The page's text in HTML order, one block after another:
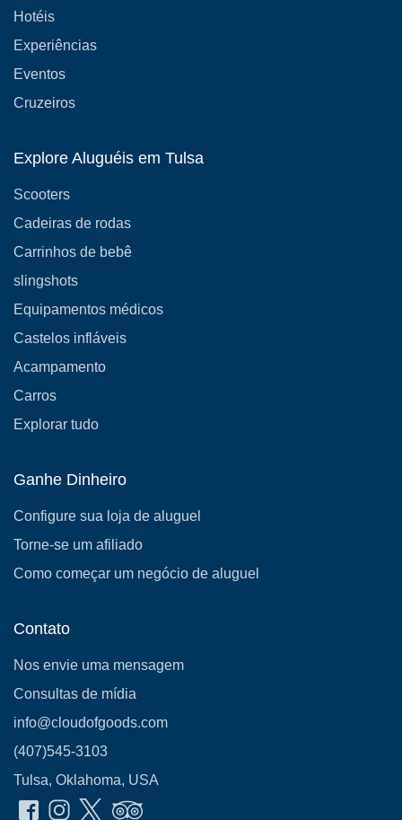
Hotéis
Experiências
Eventos
Cruzeiros
Explore Aluguéis em Tulsa
Scooters
Cadeiras de rodas
Carrinhos de bebê
slingshots
Equipamentos médicos
Castelos infláveis
Acampamento
Carros
Explorar tudo
Ganhe Dinheiro
Configure sua loja de aluguel
Torne-se um afiliado
Como começar um negócio de aluguel
Contato
Nos envie uma mensagem
Consultas de mídia
info@cloudofgoods.com
(407)545-3103
Tulsa, Oklahoma, USA